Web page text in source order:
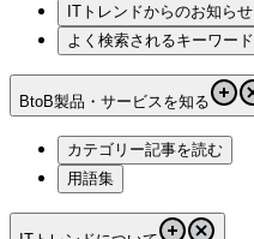
ITトレンドからのお知らせ
よく検索されるキーワード
BtoB製品・サービスを知る
カテゴリー記事を読む
用語集